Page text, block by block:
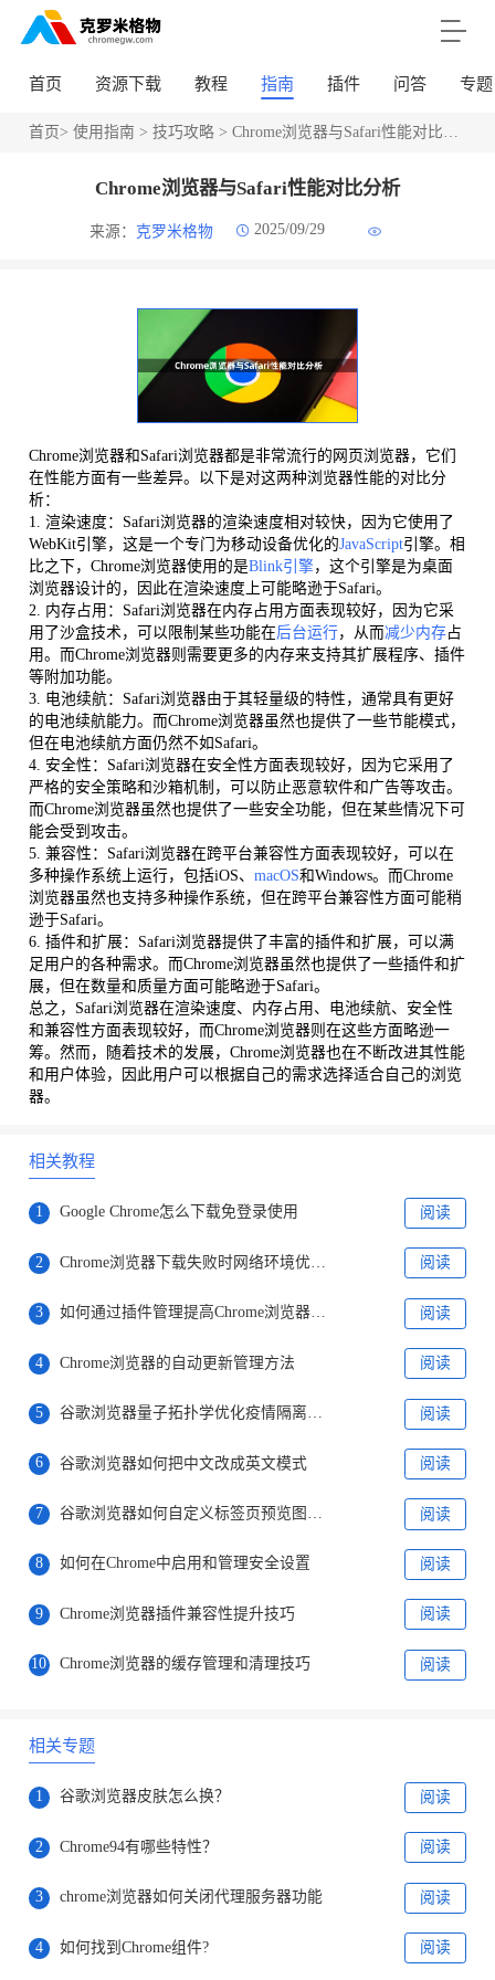
首页 资源下载 教程 指南 插件 问答 专题
首页> 使用指南 > 技巧攻略> Chrome浏览器与Safari性能对比分析
Chrome浏览器与Safari性能对比分析
来源： 克罗米格物 2025/09/29
Chrome浏览器和Safari浏览器都是非常流行的网页浏览器，它们
在性能方面有一些差异。以下是对这两种浏览器性能的对比分
析：
1. 渲染速度：Safari浏览器的渲染速度相对较快，因为它使用了
WebKit引擎，这是一个专门为移动设备优化的JavaScript引擎。相
比之下，Chrome浏览器使用的是Blink引擎 ，这个引擎是为桌面
浏览器设计的，因此在渲染速度上可能略逊于Safari。
2. 内存占用：Safari浏览器在内存占用方面表现较好，因为它采
用了沙盒技术，可以限制某些功能在后台运行，从而减少内存占
用。而Chrome浏览器则需要更多的内存来支持其扩展程序、插件
等附加功能。
3. 电池续航：Safari浏览器由于其轻量级的特性，通常具有更好
的电池续航能力。而Chrome浏览器虽然也提供了一些节能模式，
但在电池续航方面仍然不如Safari。
4. 安全性：Safari浏览器在安全性方面表现较好，因为它采用了
严格的安全策略和沙箱机制，可以防止恶意软件和广告等攻击。
而Chrome浏览器虽然也提供了一些安全功能，但在某些情况下可
能会受到攻击。
5. 兼容性：Safari浏览器在跨平台兼容性方面表现较好，可以在
多种操作系统上运行，包括iOS、 macOS和Windows。而Chrome
浏览器虽然也支持多种操作系统，但在跨平台兼容性方面可能稍
逊于Safari。
6. 插件和扩展：Safari浏览器提供了丰富的插件和扩展，可以满
足用户的各种需求。而Chrome浏览器虽然也提供了一些插件和扩
展，但在数量和质量方面可能略逊于Safari。
总之，Safari浏览器在渲染速度、内存占用、电池续航、安全性
和兼容性方面表现较好，而Chrome浏览器则在这些方面略逊一
筹。然而，随着技术的发展，Chrome浏览器也在不断改进其性能
和用户体验，因此用户可以根据自己的需求选择适合自己的浏览
器。
相关教程
1 Google Chrome怎么下载免登录使用 阅读
2 Chrome浏览器下载失败时网络环境优化及恢复连接技巧分享 阅读
3 如何通过插件管理提高Chrome浏览器的资源加载效率 阅读
4 Chrome浏览器的自动更新管理方法 阅读
5 谷歌浏览器量子拓扑学优化疫情隔离方案 阅读
6 谷歌浏览器如何把中文改成英文模式 阅读
7 谷歌浏览器如何自定义标签页预览图样式 阅读
8 如何在Chrome中启用和管理安全设置 阅读
9 Chrome浏览器插件兼容性提升技巧 阅读
10 Chrome浏览器的缓存管理和清理技巧 阅读
相关专题
1 谷歌浏览器皮肤怎么换？ 阅读
2 Chrome94有哪些特性？ 阅读
3 chrome浏览器如何关闭代理服务器功能 阅读
4 如何找到Chrome组件? 阅读